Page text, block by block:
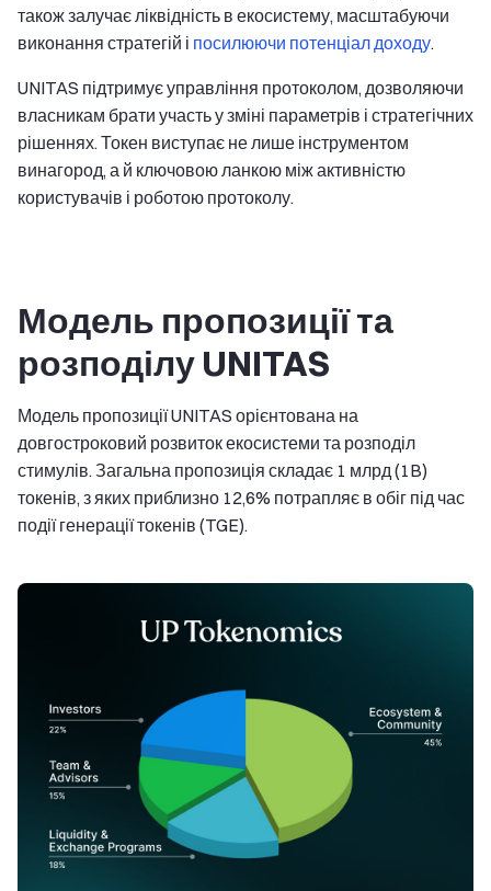
також залучає ліквідність в екосистему, масштабуючи
виконання стратегій і посилюючи потенціал доходу.
UNITAS підтримує управління протоколом, дозволяючи
власникам брати участь у зміні параметрів і стратегічних
рішеннях. Токен виступає не лише інструментом
винагород, а й ключовою ланкою між активністю
користувачів і роботою протоколу.
Модель пропозиції та
розподілу UNITAS
Модель пропозиції UNITAS орієнтована на
довгостроковий розвиток екосистеми та розподіл
стимулів. Загальна пропозиція складає 1 млрд (1B)
токенів, з яких приблизно 12,6% потрапляє в обіг під час
події генерації токенів (TGE).